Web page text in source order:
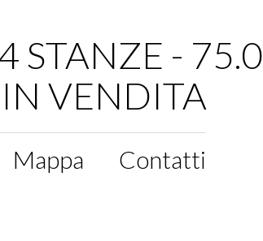
STANZE - 75.0
VENDITA
Mappa Contatti